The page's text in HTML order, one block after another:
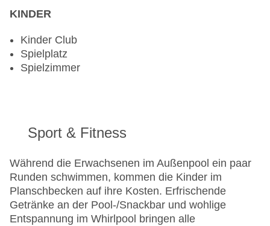
KINDER
Kinder Club
Spielplatz
Spielzimmer
Sport & Fitness
Während die Erwachsenen im Außenpool ein paar
Runden schwimmen, kommen die Kinder im
Planschbecken auf ihre Kosten. Erfrischende
Getränke an der Pool-/Snackbar und wohlige
Entspannung im Whirlpool bringen alle